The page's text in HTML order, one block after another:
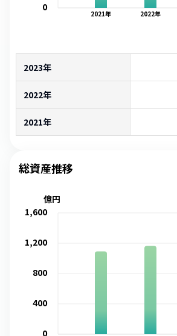
2021年 2022年
0
2023年
2022年
2021年
総資産推移
0
400
800
1,200
1,600
億円